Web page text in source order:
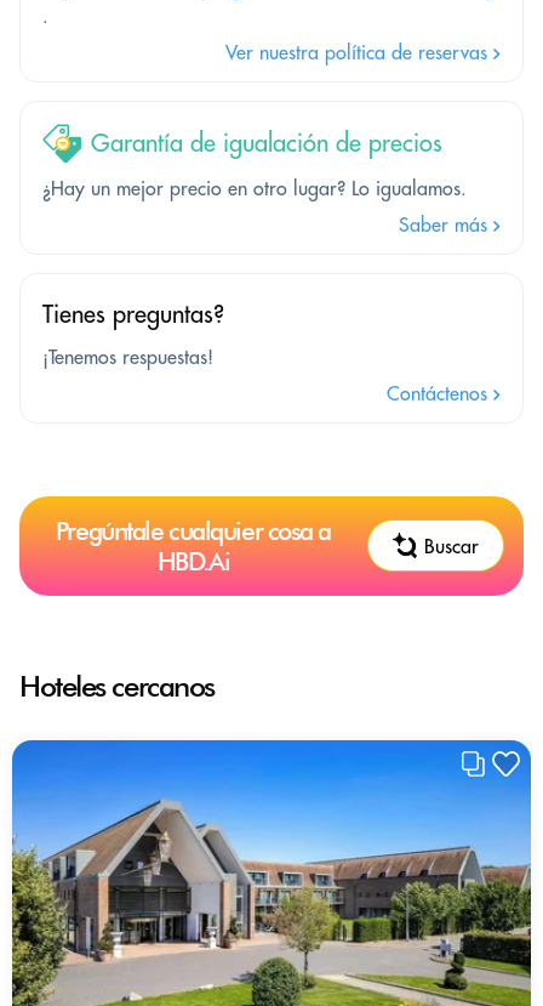
.
Ver nuestra política de reservas
Garantía de igualación de precios
¿Hay un mejor precio en otro lugar? Lo igualamos.
Saber más
Tienes preguntas?
¡Tenemos respuestas!
Contáctenos
Pregúntale cualquier cosa a
HBD.Ai
Buscar
Hoteles cercanos